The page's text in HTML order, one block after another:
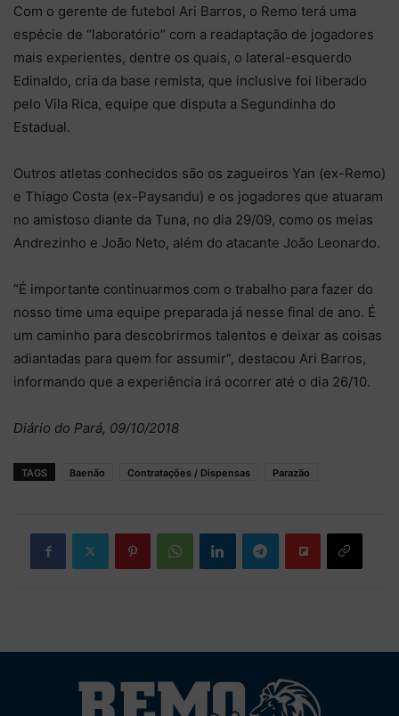
Com o gerente de futebol Ari Barros, o Remo terá uma
espécie de “laboratório” com a readaptação de jogadores
mais experientes, dentre os quais, o lateral-esquerdo
Edinaldo, cria da base remista, que inclusive foi liberado
pelo Vila Rica, equipe que disputa a Segundinha do
Estadual.
Outros atletas conhecidos são os zagueiros Yan (ex-Remo)
e Thiago Costa (ex-Paysandu) e os jogadores que atuaram
no amistoso diante da Tuna, no dia 29/09, como os meias
Andrezinho e João Neto, além do atacante João Leonardo.
“É importante continuarmos com o trabalho para fazer do
nosso time uma equipe preparada já nesse final de ano. É
um caminho para descobrirmos talentos e deixar as coisas
adiantadas para quem for assumir”, destacou Ari Barros,
informando que a experiência irá ocorrer até o dia 26/10.
Diário do Pará, 09/10/2018
TAGS Baenão Contratações / Dispensas Parazão